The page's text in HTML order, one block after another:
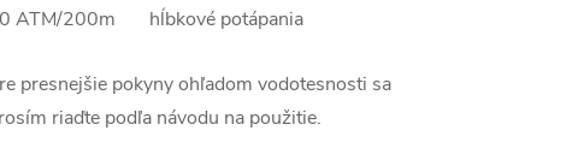
ATM/200m hĺbkové potápania
presnejšie pokyny ohľadom vodotesnosti sa
riaďte podľa návodu na použitie.